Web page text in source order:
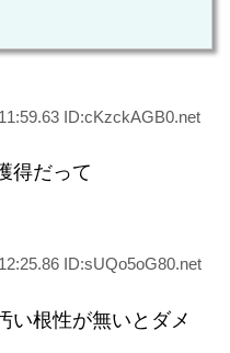
ID:cKzckAGB0.net
得だって
ID:sUQo5oG80.net
い根性が無いとダメ